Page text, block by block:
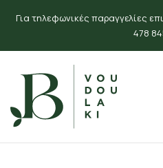
Για τηλεφωνικές παραγγελίες
478